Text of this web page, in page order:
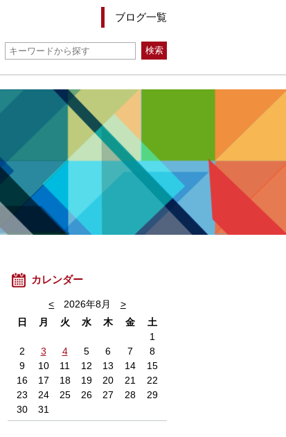
ブログ一覧
カレンダー
< 2026年8月
>
日
月 火 水 木 金
土
1
2
3 4 5 6 7
8
9
10 11 12 13 14
15
16
17 18 19 20 21
22
23
24 25 26 27 28
29
30
31